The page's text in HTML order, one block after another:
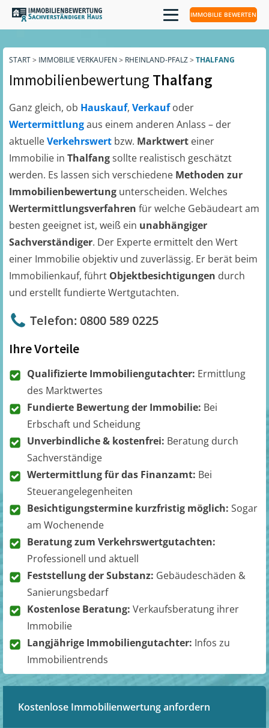
IMMOBILIE BEWERTEN
START> IMMOBILIE VERKAUFEN > RHEINLAND-PFALZ> THALFANG
ImmobilienbewertungThalfang
Ganz gleich, ob Hauskauf, Verkaufoder
Wertermittlungaus einem anderen Anlass – der
aktuelleVerkehrswert bzw. Marktwert einer
Immobilie in Thalfangsollte realistisch geschätzt
werden. Es lassen sich verschiedene Methoden zur
Immobilienbewertung unterscheiden. Welches
Wertermittlungsverfahren für welche Gebäudeart am
besten geeignet ist, weiß ein unabhängiger
Sachverständiger. Der Experte ermittelt den Wert
einer Immobilie objektiv und zuverlässig. Er berät beim
Immobilienkauf, führt Objektbesichtigungen durch
und erstellt fundierte Wertgutachten.
Telefon: 0800 589 0225
Ihre Vorteile
Qualifizierte Immobiliengutachter: Ermittlung
des Marktwertes
Fundierte Bewertung der Immobilie: Bei
Erbschaft und Scheidung
Unverbindliche & kostenfrei: Beratung durch
Sachverständige
Wertermittlung für das Finanzamt: Bei
Steuerangelegenheiten
Besichtigungstermine kurzfristig möglich: Sogar
am Wochenende
Beratung zum Verkehrswertgutachten:
Professionell und aktuell
Feststellung der Substanz: Gebäudeschäden &
Sanierungsbedarf
Kostenlose Beratung: Verkaufsberatung ihrer
Immobilie
Langjährige Immobiliengutachter: Infos zu
Immobilientrends
Kostenlose Immobilienwertung anfordern